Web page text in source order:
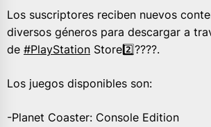
Los suscriptores reciben nuevos
diversos géneros para descargar a
de #PlayStation Store2️⃣????.
Los juegos disponibles son:
-Planet Coaster: Console Edition